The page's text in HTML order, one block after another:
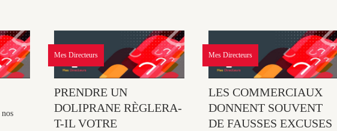
Mes Directeurs
PRENDRE UN
DOLIPRANE RÈGLERA-
T-IL VOTRE
Mes Directeurs
LES COMMERCIAUX
DONNENT SOUVENT
DE FAUSSES EXCUSES